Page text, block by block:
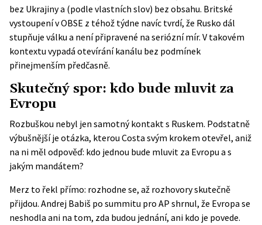
bez Ukrajiny a (podle vlastních slov) bez obsahu. Britské
vystoupení v OBSE z téhož týdne navíc tvrdí, že Rusko dál
stupňuje válku a není připravené na seriózní mír. V takovém
kontextu vypadá otevírání kanálu bez podmínek
přinejmenším předčasně.
Skutečný spor: kdo bude mluvit za
Evropu
Rozbuškou nebyl jen samotný kontakt s Ruskem. Podstatně
výbušnější je otázka, kterou Costa svým krokem otevřel, aniž
na ni měl odpověď: kdo jednou bude mluvit za Evropu a s
jakým mandátem?
Merz to řekl přímo: rozhodne se, až rozhovory skutečně
přijdou. Andrej Babiš po summitu pro AP shrnul, že Evropa se
neshodla ani na tom, zda budou jednání, ani kdo je povede.